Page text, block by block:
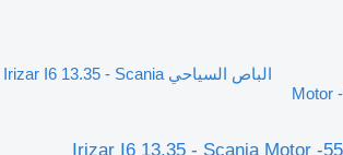
الباص السياحي Irizar I6 13.35 - Scania
Motor
Irizar I6 13.35 - Scania Motor -